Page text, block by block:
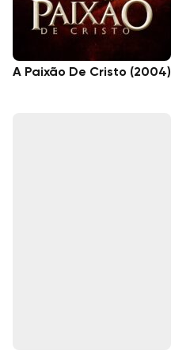
A Paixão De Cristo (2004)